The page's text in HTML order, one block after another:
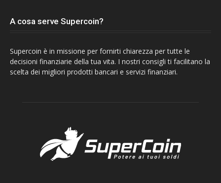
A cosa serve Supercoin?
Supercoin è in missione per fornirti chiarezza per tutte le
decisioni finanziarie della tua vita. I nostri consigli ti facilitano la
scelta dei migliori prodotti bancari e servizi finanziari.